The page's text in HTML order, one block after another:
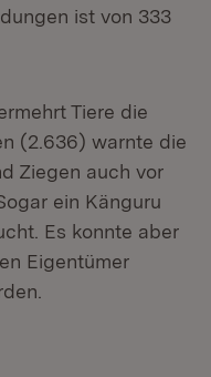
ist von 333
Tiere die
(2.636) warnte die
Ziegen auch vor
ein Känguru
Es konnte aber
Eigentümer